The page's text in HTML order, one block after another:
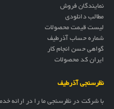
نمایندگان فروش
مطالب دانلودی
لیست قیمت محصولات
شماره حساب آذرطیف
گواهی حسن انجام کار
ایران کد محصولات
نظرسنجی آذرطیف
با شرکت در نظرسنجی ما را در ارائه